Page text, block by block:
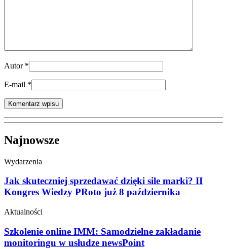
Autor *
E-mail *
Najnowsze
Wydarzenia
Jak skuteczniej sprzedawać dzięki sile marki? II
Kongres Wiedzy PRoto już 8 października
Aktualności
Szkolenie online IMM: Samodzielne zakładanie
monitoringu w usłudze newsPoint